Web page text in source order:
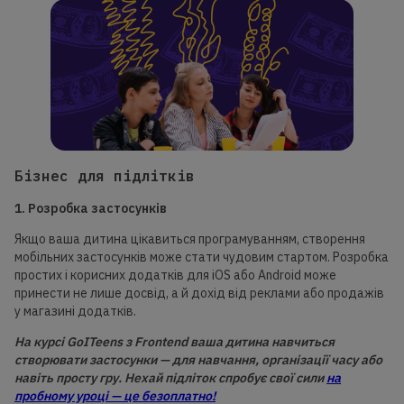
Бізнес для підлітків
1. Розробка застосунків
Якщо ваша дитина цікавиться програмуванням, створення
мобільних застосунків може стати чудовим стартом. Розробка
простих і корисних додатків для iOS або Android може
принести не лише досвід, а й дохід від реклами або продажів
у магазині додатків.
На курсі GoITeens з Frontend ваша дитина навчиться
створювати застосунки — для навчання, організації часу або
навіть просту гру. Нехай підліток спробує свої силина
пробному уроці — це безоплатно!